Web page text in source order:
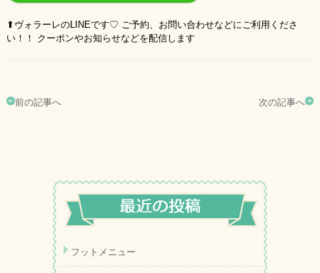
⬆︎ヴォラーレのLINEです♡ ご予約、お問い合わせなどにご利用くださ
い！！ クーポンやお知らせなどを配信します
前の記事へ 次の記事へ
フットメニュー